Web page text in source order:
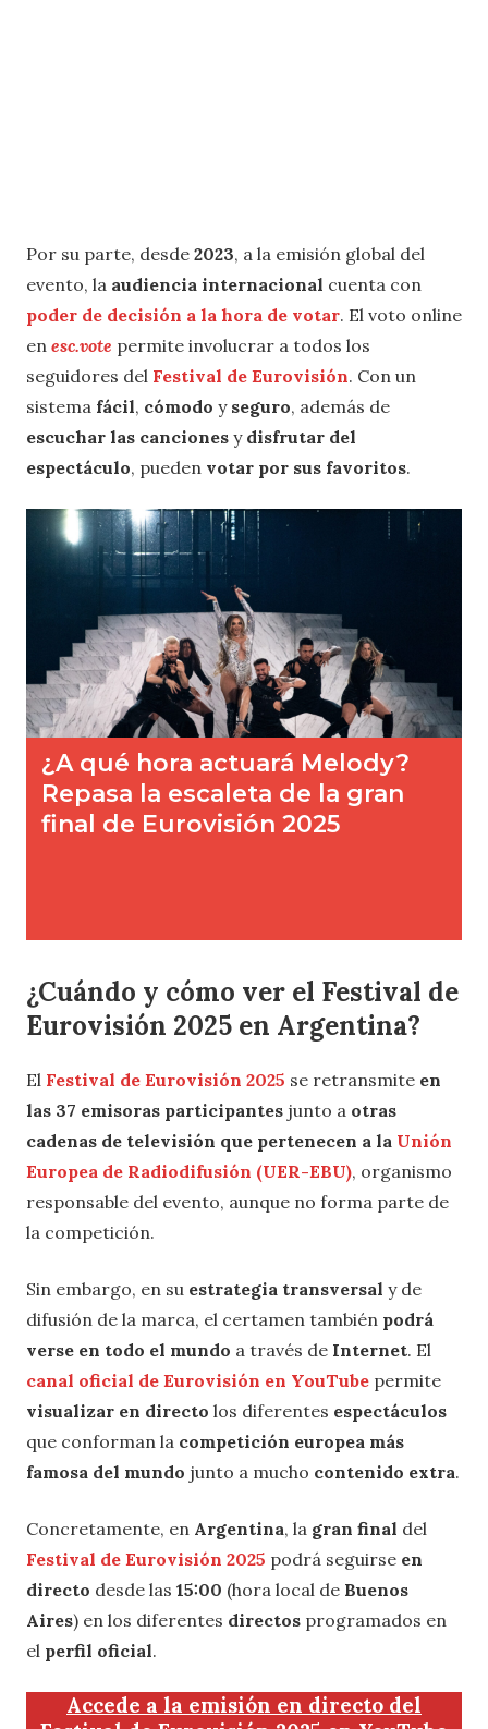
Por su parte, desde 2023, a la emisión global del
evento, la audiencia internacional cuenta con
poder de decisión a la hora de votar. El voto online
en esc.vote permite involucrar a todos los
seguidores del Festival de Eurovisión. Con un
sistema fácil, cómodo y seguro, además de
escuchar las canciones y disfrutar del
espectáculo, pueden votar por sus favoritos.
¿Cuándo y cómo ver el Festival de
Eurovisión 2025 en Argentina?
El Festival de Eurovisión 2025 se retransmite en
las 37 emisoras participantes junto a otras
cadenas de televisión que pertenecen a la Unión
Europea de Radiodifusión (UER-EBU), organismo
responsable del evento, aunque no forma parte de
la competición.
Sin embargo, en su estrategia transversal y de
difusión de la marca, el certamen también podrá
verse en todo el mundo a través de Internet. El
canal oficial de Eurovisión en YouTube permite
visualizar en directo los diferentes espectáculos
que conforman la competición europea más
famosa del mundo junto a mucho contenido extra.
Concretamente, en Argentina, la gran final del
Festival de Eurovisión 2025 podrá seguirse en
directo desde las 15:00 (hora local de Buenos
Aires) en los diferentes directos programados en
el perfil oficial.
Accede a la emisión en directo del